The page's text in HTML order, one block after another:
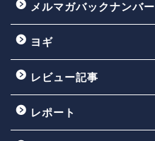
メルマガバックナンバー
ヨギ
レビュー記事
レポート